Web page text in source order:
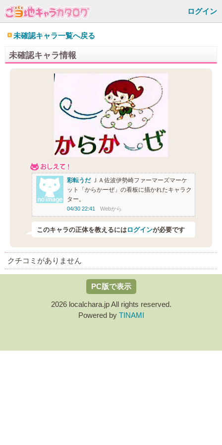
ログイン
未確認キャラ一覧へ戻る
未確認キャラ情報
彩転うだＪＡ佐波伊勢崎ファーマーズマーケ
ット「からかーぜ」の看板に描かれたキャラク
ター。
04/30 22:41 Webから
このキャラの正体を教えるにはログインが必要です
クチコミがありません
PC版で表示
2026 localchara.jp All rights reserved.
Powered by TINAMI